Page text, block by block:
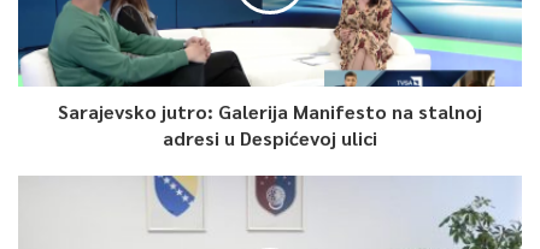
psihologa, onda kao društvo nemamo senzibilitet i nismo
osviješteni o tome da bi
psiholog trebao biti dio nečijeg života
čak i kada je sve u redu
3.7
Article Rating
Sarajevsko jutro: Galerija Manifesto na stalnoj
adresi u Despićevoj ulici